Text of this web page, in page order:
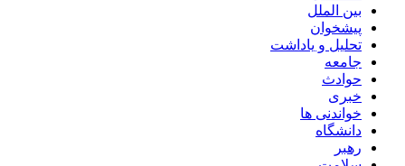
بین الملل
پیشخوان
تحلیل و یاداشت
جامعه
حوادث
خبری
خواندنی ها
دانشگاه
رهبر